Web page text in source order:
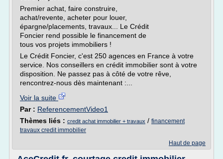
Premier achat, faire construire,
achat/revente, acheter pour louer,
épargne/placements, travaux... Le Crédit
Foncier rend possible le financement de
tous vos projets immobiliers !
Le Crédit Foncier, c'est 250 agences en France à votre
service. Nos conseillers en crédit immobilier sont à votre
disposition. Ne passez pas à côté de votre rêve,
rencontrez-nous dès maintenant :...
Voir la suite
Par : ReferencementVideo1
Thèmes liés : credit achat immobilier + travaux / financement
travaux credit immobilier
Haut de page